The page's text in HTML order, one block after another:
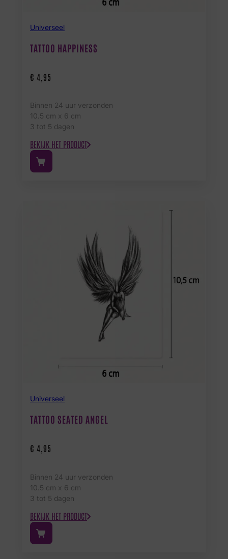
Universeel
TATTOO HAPPINESS
€ 4,95
Binnen 24 uur verzonden
10.5 cm x 6 cm
3 tot 5 dagen
BEKIJK HET PRODUCT
Universeel
TATTOO SEATED ANGEL
€ 4,95
Binnen 24 uur verzonden
10.5 cm x 6 cm
3 tot 5 dagen
BEKIJK HET PRODUCT